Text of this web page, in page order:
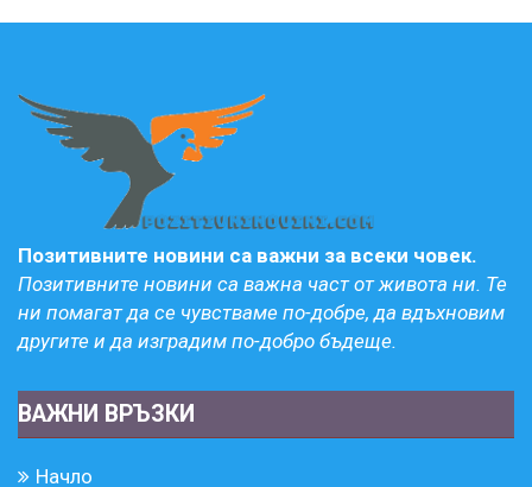
Позитивните новини са важни за всеки човек.
Позитивните новини са важна част от живота ни. Те
ни помагат да се чувстваме по-добре, да вдъхновим
другите и да изградим по-добро бъдеще.
ВАЖНИ ВРЪЗКИ
Начло